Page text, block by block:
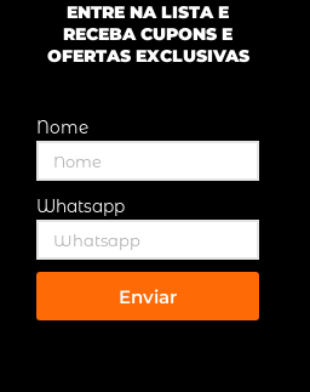
ENTRE NA LISTA E
RECEBA CUPONS E
OFERTAS EXCLUSIVAS
Nome
Whatsapp
Enviar